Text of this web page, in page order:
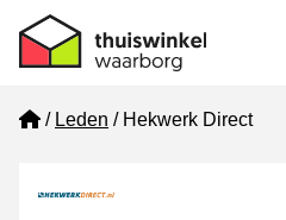
Home
Leden Hekwerk Direct